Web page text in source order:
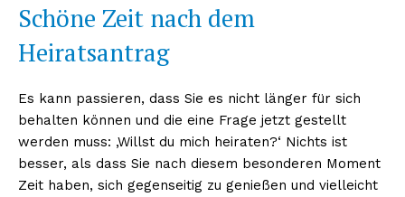
Schöne Zeit nach dem
Heiratsantrag
Es kann passieren, dass Sie es nicht länger für sich
behalten können und die eine Frage jetzt gestellt
werden muss: ‚Willst du mich heiraten?‘ Nichts ist
besser, als dass Sie nach diesem besonderen Moment
Zeit haben, sich gegenseitig zu genießen und vielleicht